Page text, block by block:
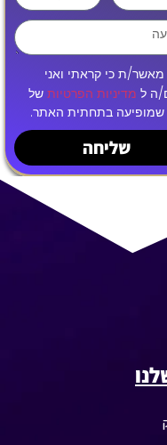
מאשר/ת כי קראתי ואני
ה ל מדיניות הפרטיות של
בתחתית האתר.
שליחה